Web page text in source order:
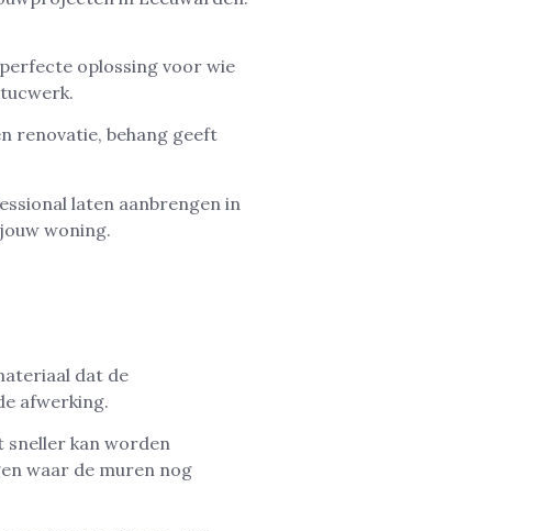
oplossing voor wie
renovatie, behang geeft
laten aanbrengen in
woning.
dat de
afwerking.
sneller kan worden
waar de muren nog